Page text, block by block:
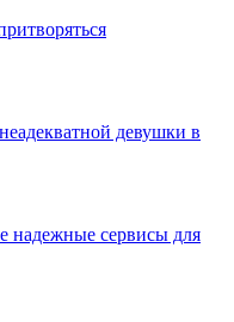
девушки в
надежные сервисы для